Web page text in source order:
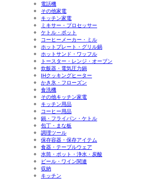
電話機
その他家電
キッチン家電
ミキサー・プロセッサー
ケトル・ポット
コーヒーメーカー・ミル
ホットプレート・グリル鍋
ホットサンド・ワッフル
トースター・レンジ・オーブン
炊飯器・電気圧力鍋
IHクッキングヒーター
かき氷・フローズン
食洗機
その他キッチン家電
キッチン用品
コーヒー用品
鍋・フライパン・ケトル
包丁・まな板
調理ツール
保存容器・保存アイテム
食器・テーブルウェア
水筒・ポット・浄水・炭酸
ビール・ワイン関連
収納
キッチン